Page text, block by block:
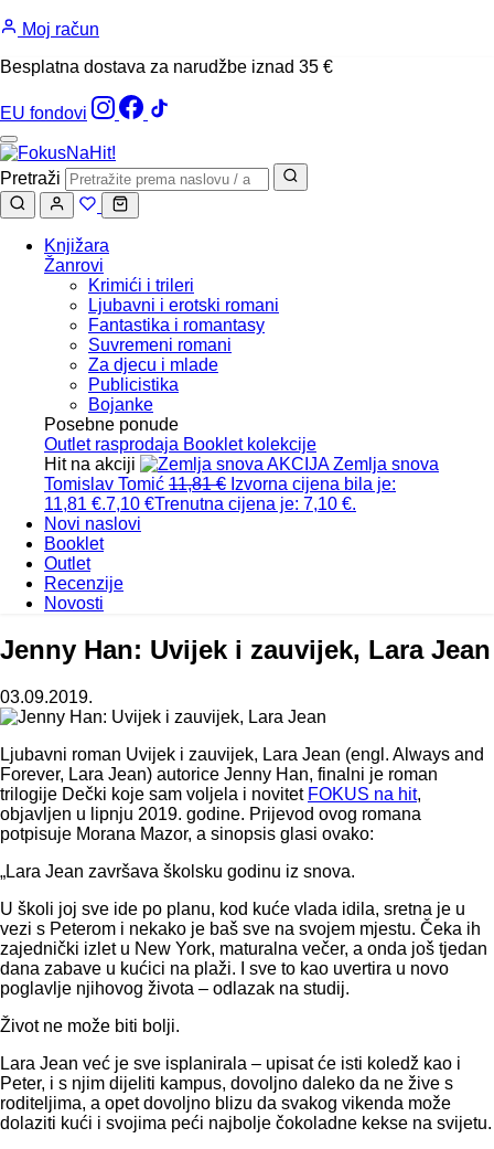
Moj račun
Besplatna dostava za narudžbe iznad 35 €
EU fondovi
Pretraži
Knjižara
Žanrovi
Krimići i trileri
Ljubavni i erotski romani
Fantastika i romantasy
Suvremeni romani
Za djecu i mlade
Publicistika
Bojanke
Posebne ponude
Outlet rasprodaja Booklet kolekcije
Hit na akciji
AKCIJA Zemlja snova
Tomislav Tomić 11,81€ Izvorna cijena bila je:
11,81 €.7,10 €Trenutna cijena je: 7,10 €.
Novi naslovi
Booklet
Outlet
Recenzije
Novosti
Jenny Han: Uvijek i zauvijek, Lara Jean
03.09.2019.
Ljubavni roman Uvijek i zauvijek, Lara Jean (engl. Always and
Forever, Lara Jean) autorice Jenny Han, finalni je roman
trilogije Dečki koje sam voljela i novitet FOKUS na hit,
objavljen u lipnju 2019. godine. Prijevod ovog romana
potpisuje Morana Mazor, a sinopsis glasi ovako:
„Lara Jean završava školsku godinu iz snova.
U školi joj sve ide po planu, kod kuće vlada idila, sretna je u
vezi s Peterom i nekako je baš sve na svojem mjestu. Čeka ih
zajednički izlet u New York, maturalna večer, a onda još tjedan
dana zabave u kućici na plaži. I sve to kao uvertira u novo
poglavlje njihovog života – odlazak na studij.
Život ne može biti bolji.
Lara Jean već je sve isplanirala – upisat će isti koledž kao i
Peter, i s njim dijeliti kampus, dovoljno daleko da ne žive s
roditeljima, a opet dovoljno blizu da svakog vikenda može
dolaziti kući i svojima peći najbolje čokoladne kekse na svijetu.